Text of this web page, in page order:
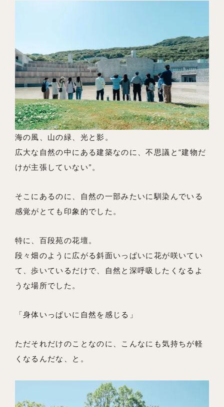
海の風、山の緑、光と影。
広大な自然の中にある建築なのに、不思議と“建物だ
けが主張していない”。
そこにあるのに、自然の一部みたいに馴染んでいる
感覚がとても印象的でした。
特に、百段苑の花壇。
段々畑のように広がる斜面いっぱいに花が咲いてい
て、歩いているだけで、自然と深呼吸したくなるよ
うな場所でした。
「身体いっぱいに自然を感じる」
ただそれだけのことなのに、こんなにも気持ちが軽
くなるんだな、と。